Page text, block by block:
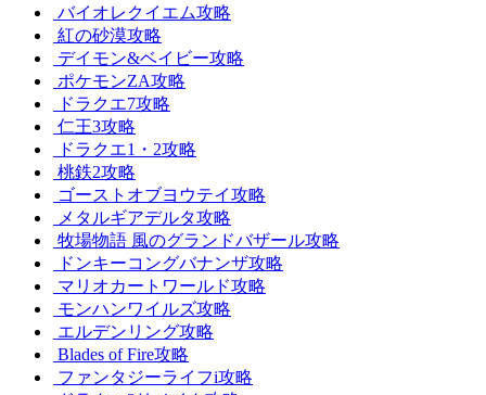
バイオレクイエム攻略
紅の砂漠攻略
デイモン&ベイビー攻略
ポケモンZA攻略
ドラクエ7攻略
仁王3攻略
ドラクエ1・2攻略
桃鉄2攻略
ゴーストオブヨウテイ攻略
メタルギアデルタ攻略
牧場物語 風のグランドバザール攻略
ドンキーコングバナンザ攻略
マリオカートワールド攻略
モンハンワイルズ攻略
エルデンリング攻略
Blades of Fire攻略
ファンタジーライフi攻略